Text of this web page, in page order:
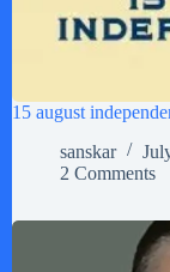
15 august
sanskar
2 Comments